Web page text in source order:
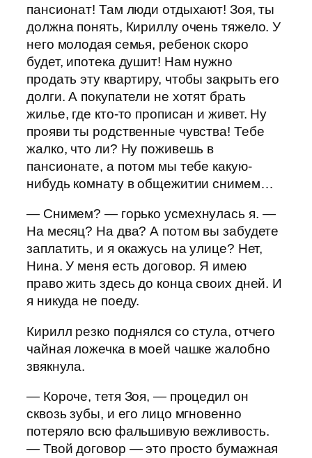
пансионат! Там люди отдыхают! Зоя, ты
должна понять, Кириллу очень тяжело. У
него молодая семья, ребенок скоро
будет, ипотека душит! Нам нужно
продать эту квартиру, чтобы закрыть его
долги. А покупатели не хотят брать
жилье, где кто-то прописан и живет. Ну
прояви ты родственные чувства! Тебе
жалко, что ли? Ну поживешь в
пансионате, а потом мы тебе какую-
нибудь комнату в общежитии снимем…
— Снимем? — горько усмехнулась я. —
На месяц? На два? А потом вы забудете
заплатить, и я окажусь на улице? Нет,
Нина. У меня есть договор. Я имею
право жить здесь до конца своих дней. И
я никуда не поеду.
Кирилл резко поднялся со стула, отчего
чайная ложечка в моей чашке жалобно
звякнула.
— Короче, тетя Зоя, — процедил он
сквозь зубы, и его лицо мгновенно
потеряло всю фальшивую вежливость.
— Твой договор — это просто бумажная